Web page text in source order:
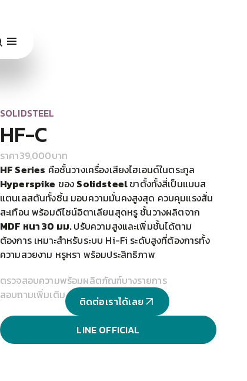
SOLIDSTEEL
HF-C
ราคา39,000บาท
HF Series คือชั้นวางเครื่องเสียงไฮเอนด์ในตระกูล
Hyperspike ของ Solidsteelขาตั้งทั้งสี่เป็นแบบส
แตนเลสตันทั้งชิ้น มอบความมั่นคงสูงสุด ควบคุมแรงสั่น
สะเทือน พร้อมดีไซน์อิตาเลียนสุดหรู ชั้นวางผลิตจาก
MDF หนา 30 มม.ปรับความสูงและเพิ่มชั้นได้ตาม
ต้องการ เหมาะสำหรับระบบ Hi-Fi ระดับสูงที่ต้องการทั้ง
ความสวยงาม หรูหรา พร้อมประสิทธิภาพ
ตรวจสอบความพร้อมผลิตภัณฑ์บางรายการ
สอบถามเพิ่มเติม
ติดต่อเราได้เลย
LINE OFFICIAL